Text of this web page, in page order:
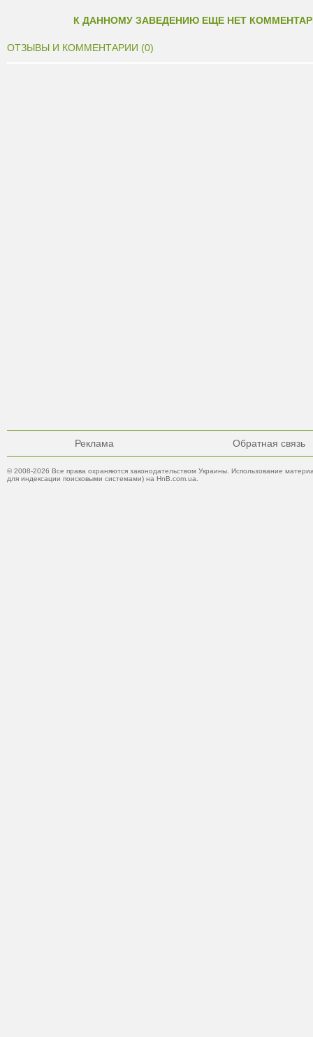
К ДАННОМУ ЗАВЕДЕНИЮ ЕЩЕ НЕТ
ОТЗЫВЫ И КОММЕНТАРИИ (0)
Реклама Обратная связь
© 2008-2026 Все права охраняются законодательством Украины. Использование
для индексации поисковыми системами) на HnB.com.ua.